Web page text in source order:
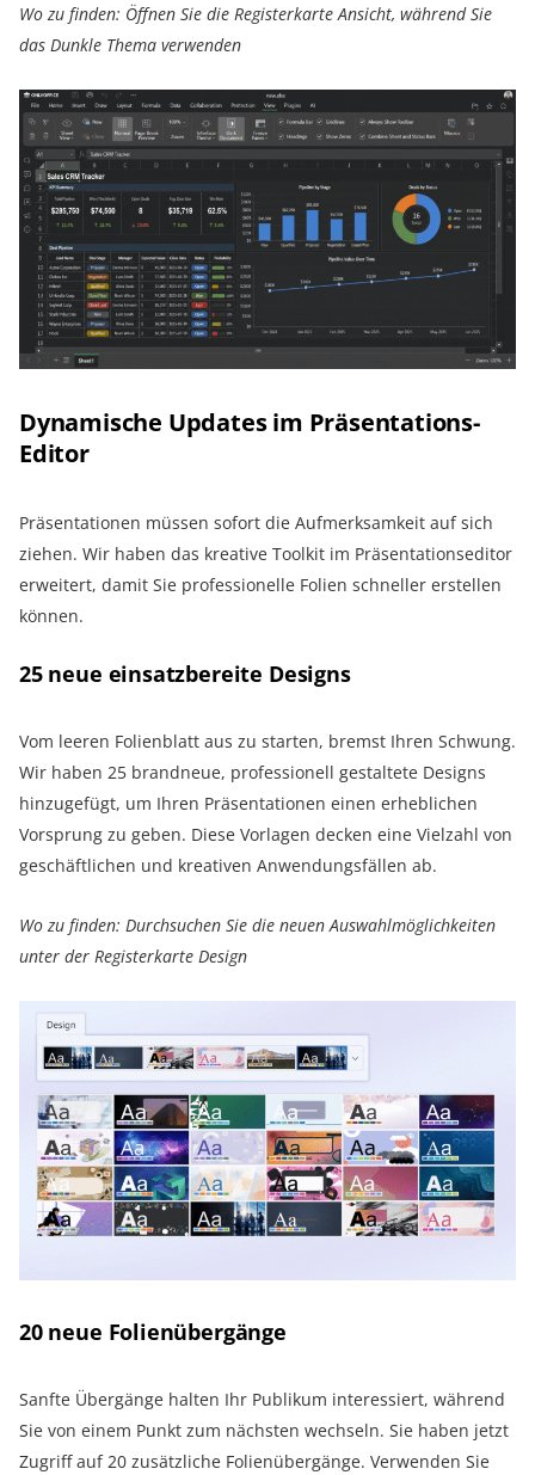
Wo zu finden: Öffnen Sie die Registerkarte Ansicht, während Sie
das Dunkle Thema verwenden
Dynamische Updates im Präsentations-
Editor
Präsentationen müssen sofort die Aufmerksamkeit auf sich
ziehen. Wir haben das kreative Toolkit im Präsentationseditor
erweitert, damit Sie professionelle Folien schneller erstellen
können.
25 neue einsatzbereite Designs
Vom leeren Folienblatt aus zu starten, bremst Ihren Schwung.
Wir haben 25 brandneue, professionell gestaltete Designs
hinzugefügt, um Ihren Präsentationen einen erheblichen
Vorsprung zu geben. Diese Vorlagen decken eine Vielzahl von
geschäftlichen und kreativen Anwendungsfällen ab.
Wo zu finden: Durchsuchen Sie die neuen Auswahlmöglichkeiten
unter der Registerkarte Design
20 neue Folienübergänge
Sanfte Übergänge halten Ihr Publikum interessiert, während
Sie von einem Punkt zum nächsten wechseln. Sie haben jetzt
Zugriff auf 20 zusätzliche Folienübergänge. Verwenden Sie